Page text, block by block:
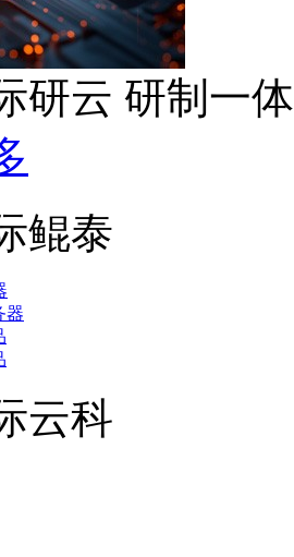
研云 研制一
鲲泰
器
云科